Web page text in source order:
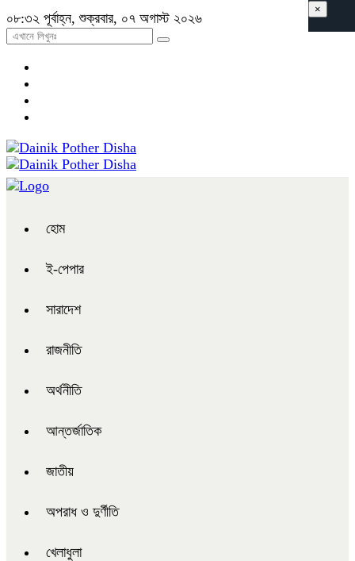
০৮:৩২ পূর্বাহ্ন, শুক্রবার, ০৭ অগাস্ট ২০২৬
হোম
ই-পেপার
সারাদেশ
রাজনীতি
অর্থনীতি
আন্তর্জাতিক
জাতীয়
অপরাধ ও দুর্ণীতি
খেলাধুলা
×